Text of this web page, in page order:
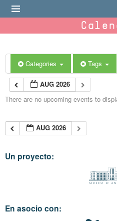
Categories Tags
AUG 2026
There are no upcoming events to
AUG 2026
Un proyecto:
En asocio con: